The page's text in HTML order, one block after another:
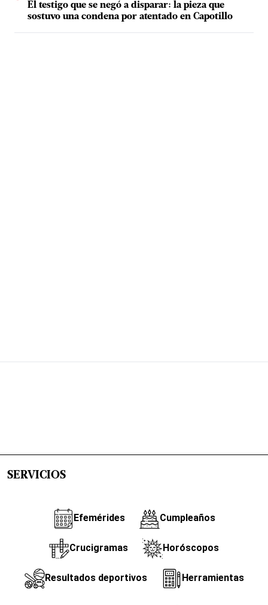
El testigo que se negó a disparar: la pieza que
sostuvo una condena por atentado en Capotillo
SERVICIOS
Efemérides Cumpleaños
Crucigramas Horóscopos
Resultados deportivos Herramientas